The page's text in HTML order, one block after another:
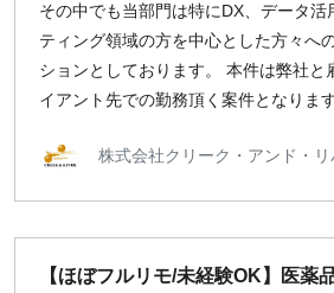
その中でも当部門は特にDX、データ活
ティング領域の方を中心とした方々へ
ションとしております。 本件は弊社と
イアント先での勤務頂く案件となります
株式会社クリーク・アンド・リ
【ほぼフルリモ/未経験OK】医薬